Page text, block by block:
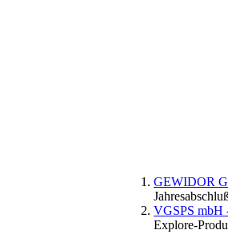
GEWIDOR
VGSPS mbH
Explore-